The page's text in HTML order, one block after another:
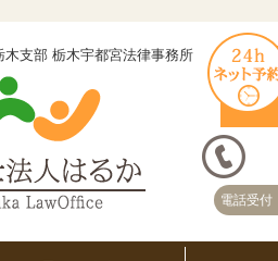
支部 栃木宇都宮法律事務所
電話受